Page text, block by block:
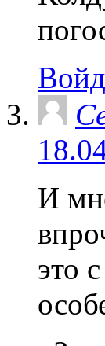
И
это